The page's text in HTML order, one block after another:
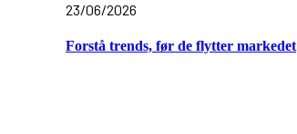
23/06/2026
Forstå trends, før de flytter markedet